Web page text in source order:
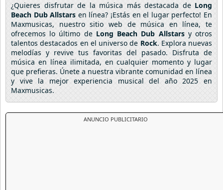
¿Quieres disfrutar de la música más destacada de Long
Beach Dub Allstars en línea? ¡Estás en el lugar perfecto! En
Maxmusicas, nuestro sitio web de música en línea, te
ofrecemos lo último de Long Beach Dub Allstarsy otros
talentos destacados en el universo de Rock. Explora nuevas
melodías y revive tus favoritas del pasado. Disfruta de
música en línea ilimitada, en cualquier momento y lugar
que prefieras. Únete a nuestra vibrante comunidad en línea
y vive la mejor experiencia musical del año 2025 en
Maxmusicas.
ANUNCIO PUBLICITARIO